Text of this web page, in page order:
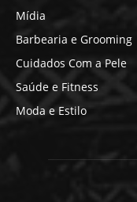
Mídia
Barbearia e Grooming
Cuidados Com a Pele
Saúde e Fitness
Moda e Estilo